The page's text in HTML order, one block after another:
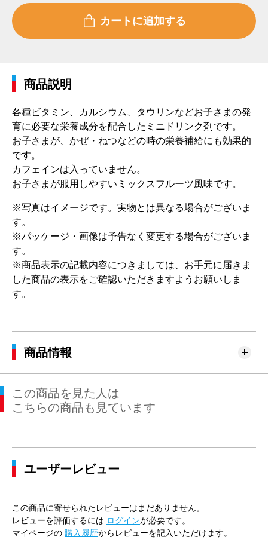
商品説明
各種ビタミン、カルシウム、タウリンなどお子さまの発
育に必要な栄養成分を配合したミニドリンク剤です。
お子さまが、かぜ・ねつなどの時の栄養補給にも効果的
です。
カフェインは入っていません。
お子さまが服用しやすいミックスフルーツ風味です。
※写真はイメージです。実物とは異なる場合がございま
す。
※パッケージ・画像は予告なく変更する場合がございま
す。
※商品表示の記載内容につきましては、お手元に届きま
した商品の表示をご確認いただきますようお願いしま
す。
商品情報
この商品を見た人は
こちらの商品も見ています
ユーザーレビュー
この商品に寄せられたレビューはまだありません。
レビューを評価するには ログインが必要です。
マイページの 購入履歴からレビューを記入いただけます。